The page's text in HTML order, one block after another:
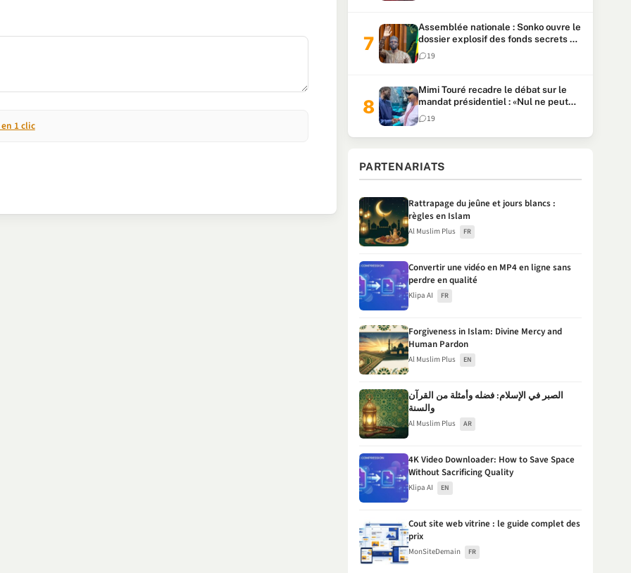
1 clic
Assemblée nationale : Sonko ouvre le
dossier explosif des fonds secrets et
du patrimoine présidentiel
19
Mimi Touré recadre le débat sur le
mandat présidentiel : «Nul ne peut
faire plus de deux mandats
consécutifs de 5 ans»
19
PARTENARIATS
Rattrapage du jeûne et jours blancs :
règles en Islam
Al Muslim Plus FR
Convertir une vidéo en MP4 en ligne sans
perdre en qualité
Klipa AI FR
Forgiveness in Islam: Divine Mercy and
Human Pardon
Al Muslim Plus EN
الصبر في الإسلام: فضله وأمثلة من القرآن
والسنة
Al Muslim Plus AR
4K Video Downloader: How to Save Space
Without Sacrificing Quality
Klipa AI EN
Cout site web vitrine : le guide complet des
prix
MonSiteDemain FR